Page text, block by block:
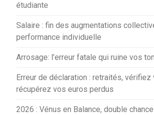
étudiante
Salaire : fin des augmentations
performance individuelle
Arrosage: l’erreur fatale qui ruine vos
Erreur de déclaration : retraités, vérifiez
récupérez vos euros perdus
2026 : Vénus en Balance, double